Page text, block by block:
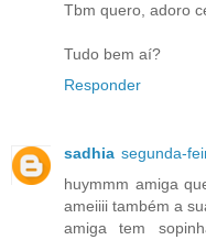
Tbm quero, adoro
Tudo bem aí?
Responder
sadhia segunda-
huymmm amiga
ameiiii também a
amiga tem